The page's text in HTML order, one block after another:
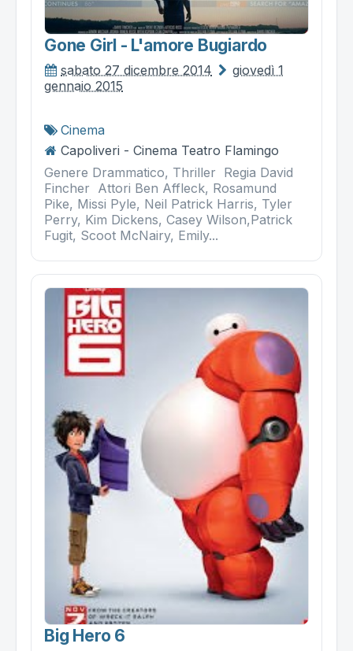
Gone Girl - L'amore Bugiardo
sabato 27 dicembre 2014
giovedì 1
gennaio 2015
Cinema
Capoliveri - Cinema Teatro Flamingo
Genere Drammatico, Thriller Regia David
Fincher Attori Ben Affleck, Rosamund
Pike, Missi Pyle, Neil Patrick Harris, Tyler
Perry, Kim Dickens, Casey Wilson,Patrick
Fugit, Scoot McNairy, Emily...
Big Hero 6